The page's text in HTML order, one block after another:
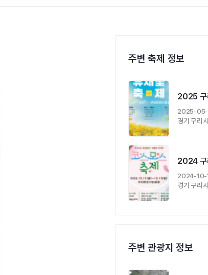
주변 축제 정보
2025 구
2025-
경기 구리
2024 구
2024-10-
경기 구리
주변 관광지 정보